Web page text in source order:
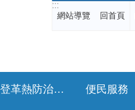
:::
網站導覽 回首頁
登革熱防治專區 便民服務